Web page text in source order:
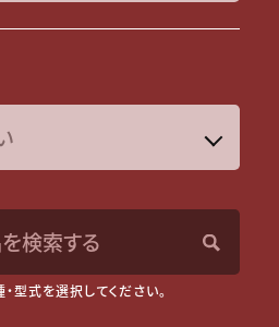
検索する
型式を選択してください。